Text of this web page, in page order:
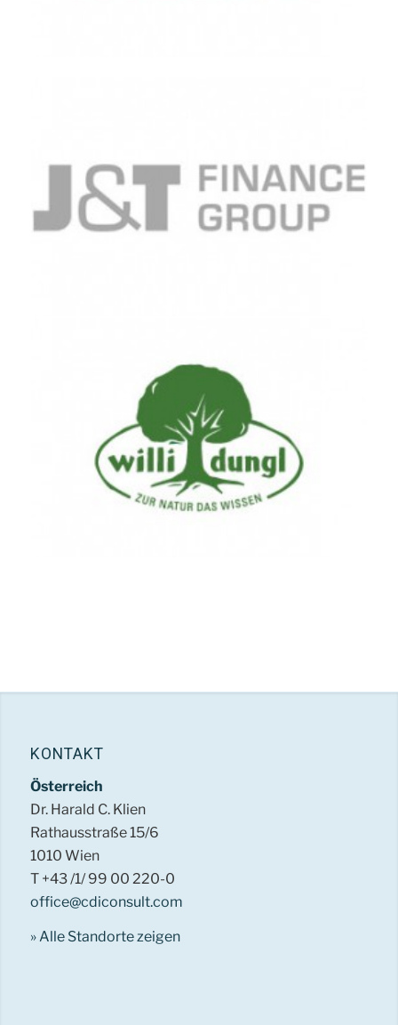
KONTAKT
Österreich
Dr. Harald C. Klien
Rathausstraße 15/6
1010 Wien
T +43 /1/ 99 00 220-0
office@cdiconsult.com
» Alle Standorte zeigen